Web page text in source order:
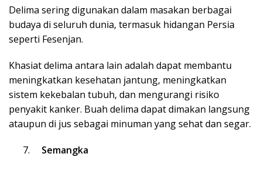
Delima sering digunakan dalam masakan berbagai
budaya di seluruh dunia, termasuk hidangan Persia
seperti Fesenjan.
Khasiat delima antara lain adalah dapat membantu
meningkatkan kesehatan jantung, meningkatkan
sistem kekebalan tubuh, dan mengurangi risiko
penyakit kanker. Buah delima dapat dimakan langsung
ataupun di jus sebagai minuman yang sehat dan segar.
Semangka